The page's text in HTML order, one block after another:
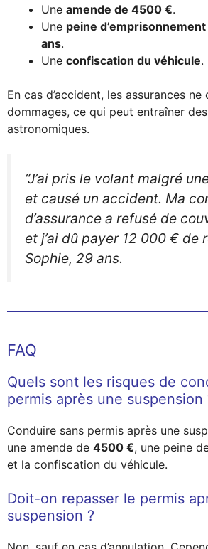
Une amende de 4500 €.
Une peine d’emprisonnement
ans.
Une confiscation du véhicule.
En cas d’accident, les assurances
dommages, ce qui peut entraîner
astronomiques.
“J’ai pris le volant malgré
et causé un accident. Ma
d’assurance a refusé de
et j’ai dû payer 12 000 € de
Sophie, 29 ans.
FAQ
Quels sont les risques de
permis après une suspension
Conduire sans permis après une
une amende de 4500 €, une peine
et la confiscation du véhicule.
Doit-on repasser le permis
suspension ?